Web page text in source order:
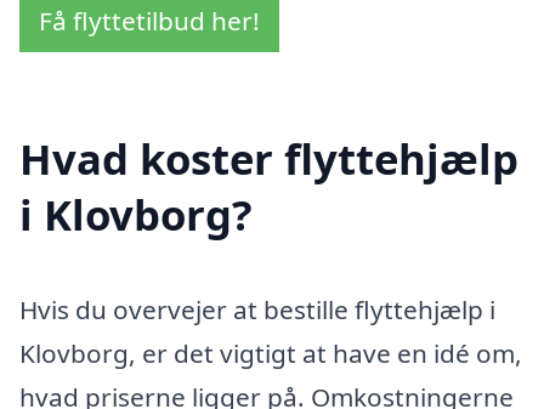
Få flyttetilbud her!
Hvad koster flyttehjælp
i Klovborg?
Hvis du overvejer at bestille flyttehjælp i
Klovborg, er det vigtigt at have en idé om,
hvad priserne ligger på. Omkostningerne